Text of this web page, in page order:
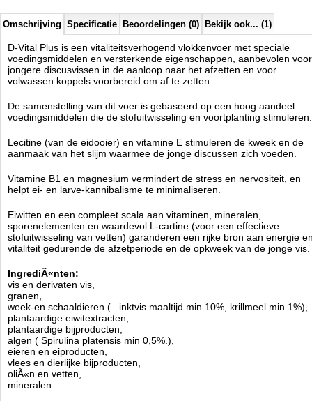
Vitamine A 284 000 IE / kg,
vitamine D 3 2480 IE / kg,
Vitamine E 1 900 mg / kg,
Vitamine C 13 200 mg / kg,
L-carnitine 500 mg / kg.
lecithine.
Kleurstoffen.
Analyse:
ruw vet 9,5%,
vezels 3,0%,
vocht 6,0%.
VoedenVanwege zijn speciale eigenschappen wordt D-Vital Plus
aanbevolen voor het regelmatig voeren van professioneel gekweekte
Verkrijgbaar in150ml, 600ml, 5ltr en 11ltr formaat.
Tropical
Manufactured by:Tropical
Product ID:5900469723555
3.4253 12.98 12.98 Available from:
OrderNew
Omschrijving Specificatie Beoordelingen (0) Bekijk ook... (1)
D-Vital Plus is een vitaliteitsverhogend vlokkenvoer met speciale
voedingsmiddelen en versterkende eigenschappen, aanbevolen voor
jongere discusvissen in de aanloop naar het afzetten en voor
volwassen koppels voorbereid om af te zetten.
De samenstelling van dit voer is gebaseerd op een hoog aandeel
voedingsmiddelen die de stofuitwisseling en voortplanting stimuleren.
Lecitine (van de eidooier) en vitamine E stimuleren de kweek en de
aanmaak van het slijm waarmee de jonge discussen zich voeden.
Vitamine B1 en magnesium vermindert de stress en nervositeit, en
helpt ei- en larve-kannibalisme te minimaliseren.
Eiwitten en een compleet scala aan vitaminen, mineralen,
sporenelementen en waardevol L-cartine (voor een effectieve
stofuitwisseling van vetten) garanderen een rijke bron aan energie
vitaliteit gedurende de afzetperiode en de opkweek van de jonge vis.
IngrediÃ«nten:
vis en derivaten vis,
granen,
week-en schaaldieren (.. inktvis maaltijd min 10%, krillmeel min 1%),
plantaardige eiwitextracten,
plantaardige bijproducten,
algen ( Spirulina platensis min 0,5%.),
eieren en eiproducten,
vlees en dierlijke bijproducten,
oliÃ«n en vetten,
mineralen.